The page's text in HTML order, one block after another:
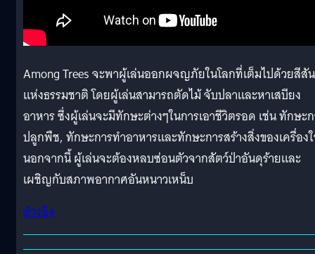
Among Trees จะพาผู้เล่นออกผจญภัยในโลกที่เต็มไปด้วยสีสัน
แห่งธรรมชาติ โดยผู้เล่นสามารถตัดไม้ จับปลาและหาเสบียง
อาหาร ซึ่งผู้เล่นจะมีทักษะต่างๆในการเอาชีวิตรอด เช่น ทักษะ
ปลูกพืช, ทักษะการทําอาหารและทักษะการสร้างสิ่งของเครื่อง
นอกจากนี้ ผู้เล่นจะต้องหลบซ่อนตัวจากสัตว์ป่าอันดุร้ายและ
เผชิญกับสภาพอากาศอันหนาวเหน็บ
อ้างอิง